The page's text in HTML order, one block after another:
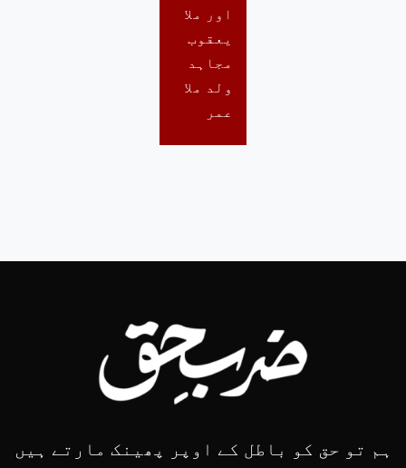
اور ملا
یعقوب
مجاہد
ولد ملا
عمر
ہم تو حق کو باطل کے اوپر پھینک مارتے ہیں